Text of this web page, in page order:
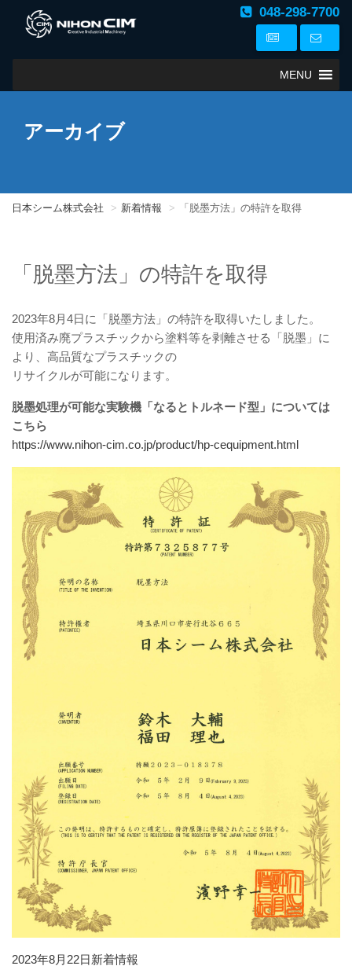
048-298-7700
MENU
アーカイブ
日本シーム株式会社 新着情報 「脱墨方法」の特許を取得
「脱墨方法」の特許を取得
2023年8月4日に「脱墨方法」の特許を取得いたしました。
使用済み廃プラスチックから塗料等を剥離させる「脱墨」に
より、高品質なプラスチックの
リサイクルが可能になります。
脱墨処理が可能な実験機「なるとトルネード型」については
こちら
https://www.nihon-cim.co.jp/product/hp-cequipment.html
投
2023年8月22日カ
新着情報